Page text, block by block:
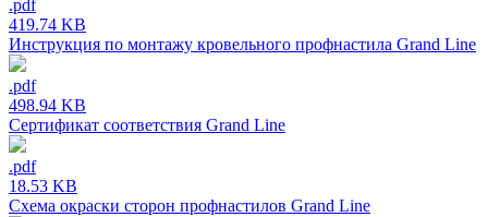
.pdf
419.74 KB
Инструкция по монтажу кровельного профнастила Grand Line
.pdf
498.94 KB
Сертификат соответствия Grand Line
.pdf
18.53 KB
Схема окраски сторон профнастилов Grand Line